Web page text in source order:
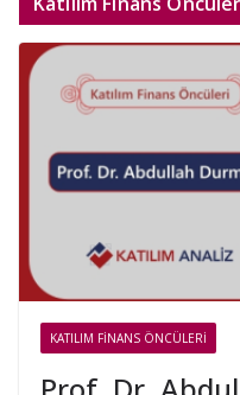
KATILIM FINANS ÖNCÜLERI